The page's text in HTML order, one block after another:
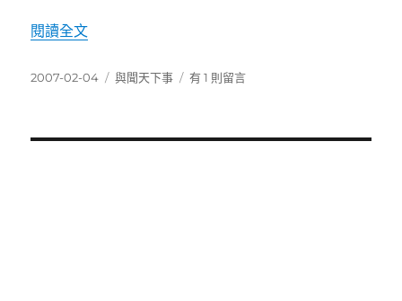
閱讀全文〈從退掉有線電視談到力霸掏空案〉
發
2007-02-04
分
與聞天下事
在
有 1 則留言